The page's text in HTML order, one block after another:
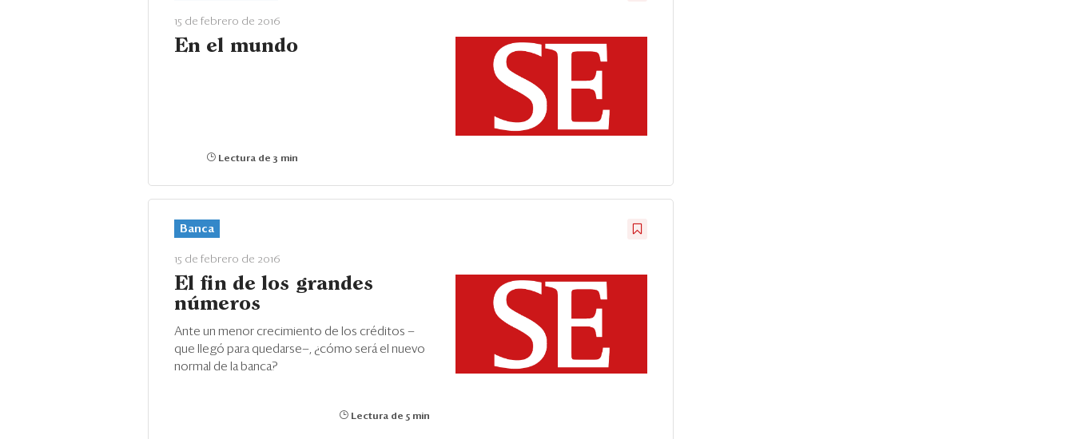
15 de febrero de 2016
En el mundo
Lectura de 3 min
Banca
15 de febrero de 2016
El fin de los grandes
números
Ante un menor crecimiento de los créditos —
que llegó para quedarse—, ¿cómo será el nuevo
normal de la banca?
Lectura de 5 min